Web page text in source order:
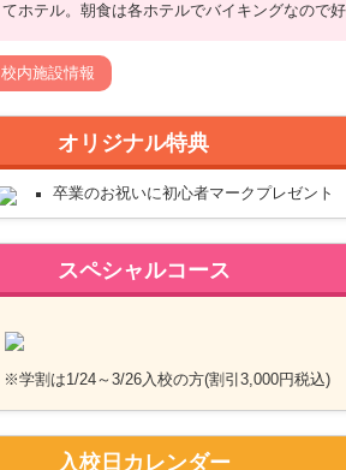
てホテル。朝食は各ホテルでバイキングなので
校内施設情報
オリジナル特典
卒業のお祝いに初心者マークプレゼント
スペシャルコース
※学割は1/24～3/26入校の方(割引3,000円税込)
入校日カレンダー